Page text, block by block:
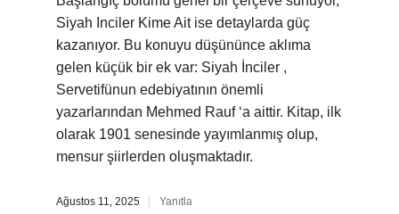
Siyah Inciler Kime Ait ise detaylarda güç
kazanıyor. Bu konuyu düşününce aklıma
gelen küçük bir ek var: Siyah İnciler ,
Servetifünun edebiyatının önemli
yazarlarından Mehmed Rauf ‘a aittir. Kitap, ilk
olarak 1901 senesinde yayımlanmış olup,
mensur şiirlerden oluşmaktadır.
Ağustos 11, 2025 Yanıtla